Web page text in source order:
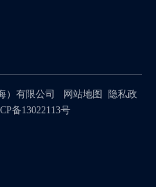
）有限公司 网站地图
隐私政
备13022113号